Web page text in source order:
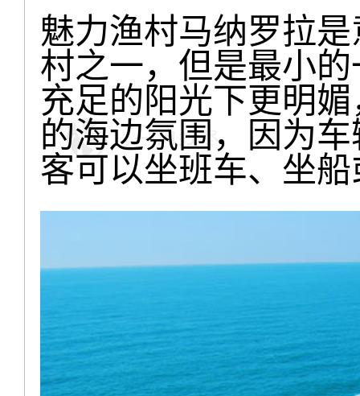
魅力渔村马纳罗拉
村之一，但是最小
充足的阳光下更明
的海边氛围，因为
客可以坐班车、坐